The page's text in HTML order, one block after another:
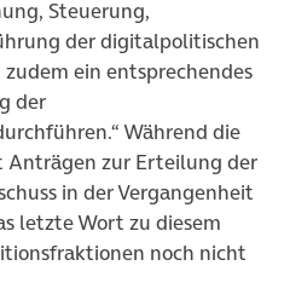
Steuerung,
der digitalpolitischen
ein entsprechendes
der
Während die
zur Erteilung der
in der Vergangenheit
letzte Wort zu diesem
noch nicht